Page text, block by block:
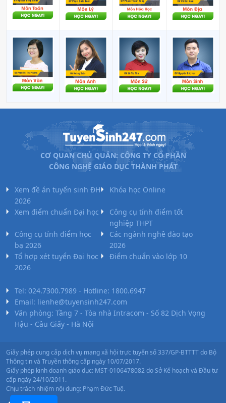
nhập học
thống
CƠ QUAN CHỦ QUẢN: CÔNG TY CỔ PHẦN
CÔNG NGHỆ GIÁO DỤC THÀNH PHÁT
Xem đề án tuyển sinh ĐH
2026
Khóa học Online
Xem điểm chuẩn Đại học
Công cụ tính điểm tốt
nghiệp THPT
Công cụ tính điểm học
bạ 2026
Các ngành nghề đào tạo
2026
Tổ hợp xét tuyển Đại học
2026
Điểm chuẩn vào lớp 10
Tel: 024.7300.7989 - Hotline: 1800.6947
Email: lienhe@tuyensinh247.com
Văn phòng: Tầng 7 - Tòa nhà Intracom - Số 82 Dịch Vọng
Hậu - Cầu Giấy - Hà Nội
Giấy phép cung cấp dịch vụ mạng xã hội trực tuyến số 337/GP-BTTTT do Bộ
Thông tin và Truyền thông cấp ngày 10/07/2017.
Giấy phép kinh doanh giáo dục: MST-0106478082 do Sở Kế hoạch và Đầu tư
cấp ngày 24/10/2011.
Chịu trách nhiệm nội dung: Phạm Đức Tuệ.